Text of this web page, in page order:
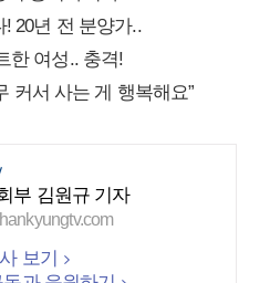
20년 전 분양가..
한 여성.. 충격!
커서 사는 게 행복해요”
부 김원규 기자
보기